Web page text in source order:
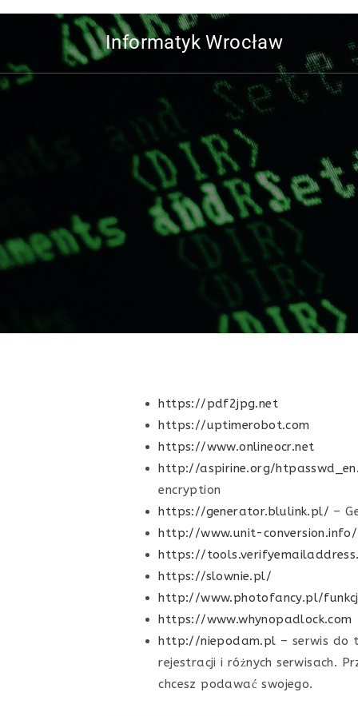
Informatyk Wrocław
https://pdf2jpg.net
https://uptimerobot.com
https://www.onlineocr.net
http://aspirine.org/
encryption
https://generator.blulink.pl/ –
http://www.unit-
https://
https://slownie.pl/
http://www.photofancy.pl/
https://www.whynopadlock.com
http://niepodam.pl – serwis do
rejestracji i różnych serwisach.
chcesz podawać swojego.